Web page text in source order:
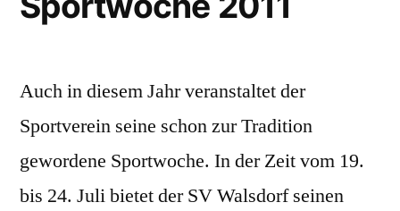
Auch in diesem Jahr veranstaltet der
Sportverein seine schon zur Tradition
gewordene Sportwoche. In der Zeit vom 19.
bis 24. Juli bietet der SV Walsdorf seinen